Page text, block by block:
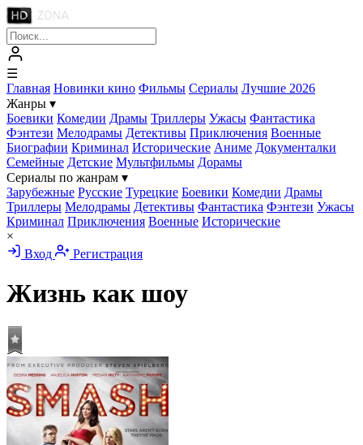
☰
Главная Новинки кино Фильмы Сериалы Лучшие 2026
Жанры ▾
Боевики Комедии Драмы Триллеры Ужасы Фантастика
Фэнтези Мелодрамы Детективы Приключения Военные
Биографии Криминал Исторические Аниме Документалки
Семейные Детские Мультфильмы Дорамы
Сериалы по жанрам ▾
Зарубежные Русские Турецкие Боевики Комедии Драмы
Триллеры Мелодрамы Детективы Фантастика Фэнтези Ужасы
Криминал Приключения Военные Исторические
×
Вход
Регистрация
Жизнь как шоу